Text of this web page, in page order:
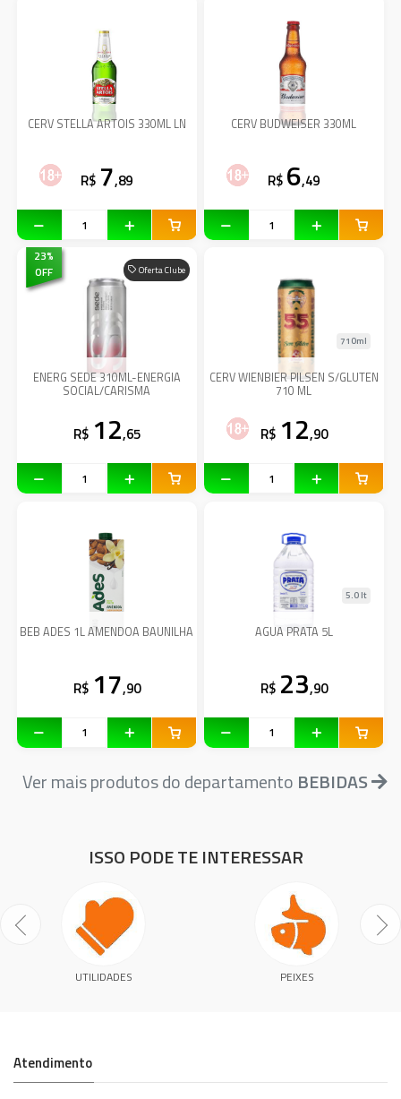
CERV STELLA ARTOIS 330ML LN
R$ 7,89
CERV BUDWEISER 330ML
R$ 6,49
Oferta Clube
23%
OFF
ENERG SEDE 310ML-ENERGIA
SOCIAL/CARISMA
R$ 12,65
CERV WIENBIER PILSEN S/GLUTEN
710 ML
710ml
R$ 12,90
BEB ADES 1L AMENDOA BAUNILHA
R$ 17,90
AGUA PRATA 5L
5.0 lt
R$ 23,90
Ver mais produtos do departamento BEBIDAS
ISSO PODE TE INTERESSAR
UTILIDADES PEIXES
Atendimento